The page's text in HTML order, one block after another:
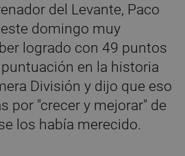
del Levante, Paco
domingo muy
logrado con 49 puntos
en la historia
División y dijo que eso
por "crecer y mejorar" de
los había merecido.